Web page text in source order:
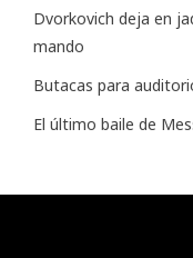
Dvorkovich deja en
mando
Butacas para
El último baile de